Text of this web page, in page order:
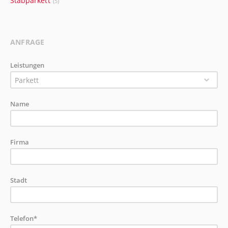
ANFRAGE
Leistungen
Parkett
Name
Firma
Stadt
Telefon*